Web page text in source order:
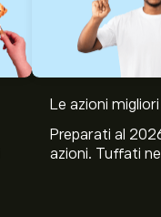
Le azioni
Preparati al
azioni. Tuffati